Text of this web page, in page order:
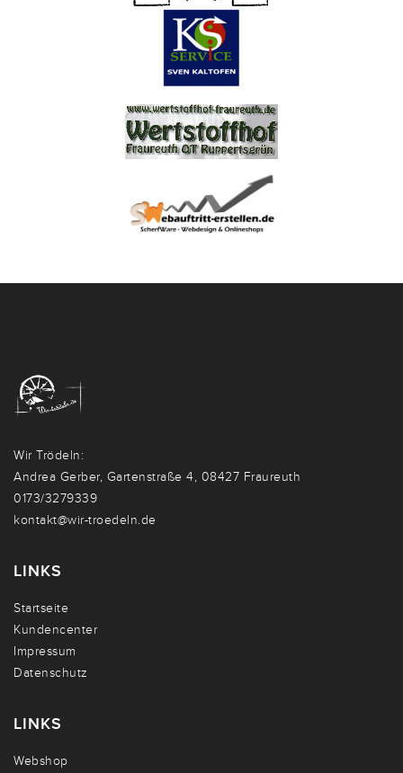
Wir Trödeln:
Andrea Gerber, Gartenstraße 4, 08427 Fraureuth
0173/3279339
kontakt@wir-troedeln.de
LINKS
Startseite
Kundencenter
Impressum
Datenschutz
LINKS
Webshop